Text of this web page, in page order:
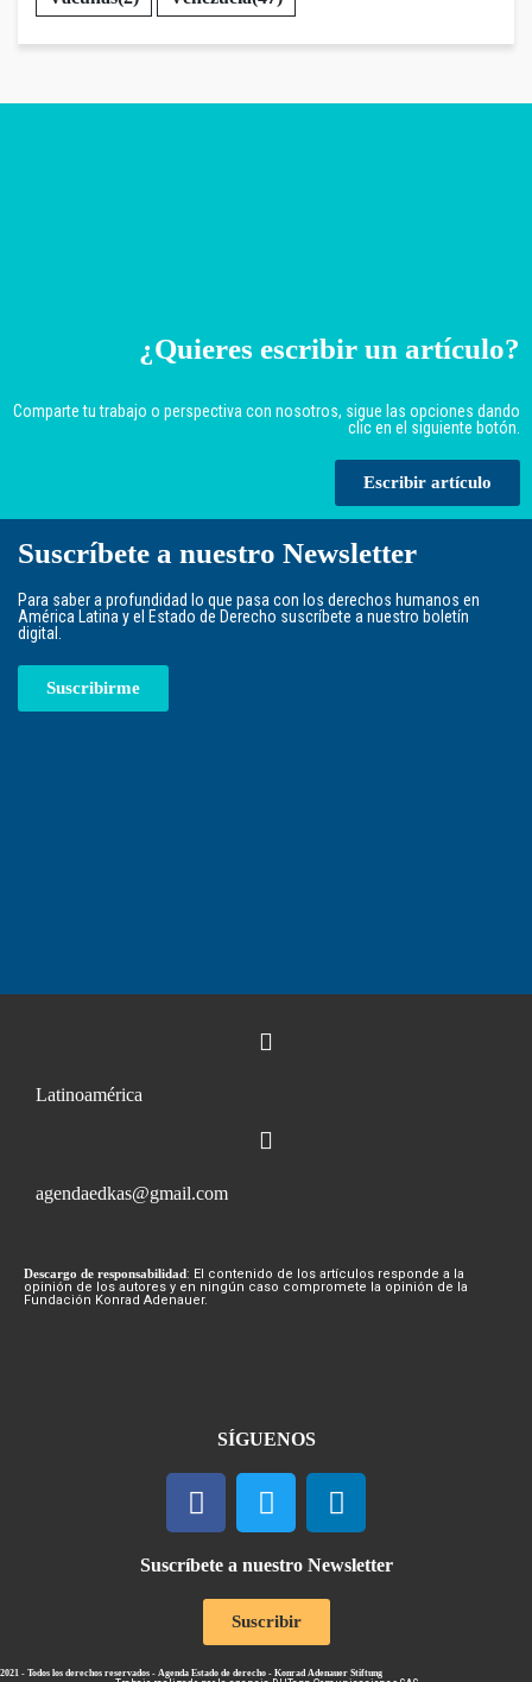
¿Quieres escribir un artículo?
Comparte tu trabajo o perspectiva con nosotros, sigue las opciones dando
clic en el siguiente botón.
Escribir artículo
Suscríbete a nuestro Newsletter
Para saber a profundidad lo que pasa con los derechos humanos en
América Latina y el Estado de Derecho suscríbete a nuestro boletín
digital.
Suscribirme
Latinoamérica
agendaedkas@gmail.com
Descargo de responsabilidad: El contenido de los artículos responde a la
opinión de los autores y en ningún caso compromete la opinión de la
Fundación Konrad Adenauer.
SÍGUENOS
Suscríbete a nuestro Newsletter
Suscribir
2021 - Todos los derechos reservados - Agenda Estado de derecho - Konrad Adenauer Stiftung